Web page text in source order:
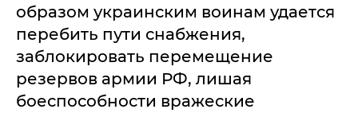
образом украинским воинам удается
перебить пути снабжения,
заблокировать перемещение
резервов армии РФ, лишая
боеспособности вражеские